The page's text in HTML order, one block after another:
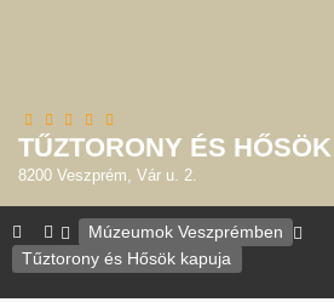
TŰZTORONY ÉS
8200 Veszprém, Vár u. 2.
Múzeumok Veszprémben
Tűztorony és Hősök kapuja